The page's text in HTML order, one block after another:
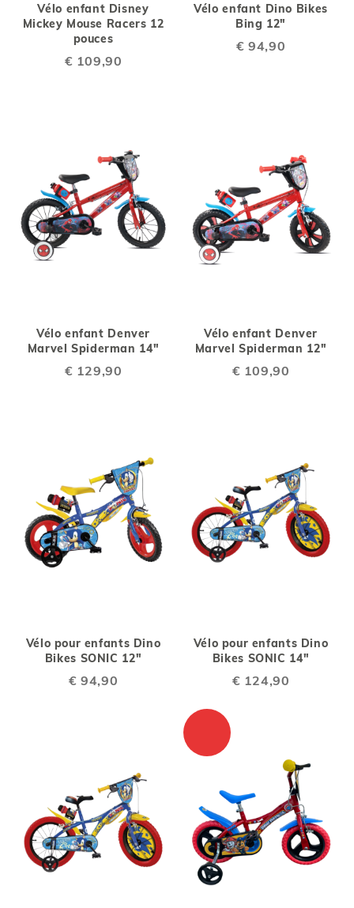
Vélo enfant Disney
Mickey Mouse Racers 12
pouces
€ 109,90
Vélo enfant Dino Bikes
Bing 12"
€ 94,90
Vélo enfant Denver
Marvel Spiderman 14"
€ 129,90
Vélo enfant Denver
Marvel Spiderman 12"
€ 109,90
Vélo pour enfants Dino
Bikes SONIC 12"
€ 94,90
Vélo pour enfants Dino
Bikes SONIC 14"
€ 124,90